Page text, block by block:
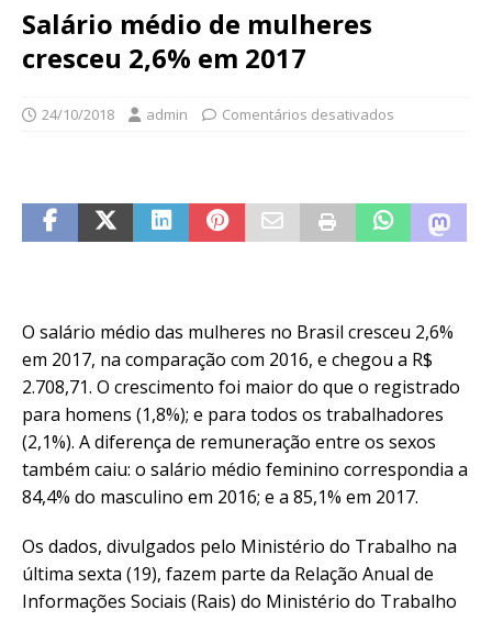
Salário médio de mulheres
cresceu 2,6% em 2017
24/10/2018 admin Comentários desativados
O salário médio das mulheres no Brasil cresceu 2,6%
em 2017, na comparação com 2016, e chegou a R$
2.708,71. O crescimento foi maior do que o registrado
para homens (1,8%); e para todos os trabalhadores
(2,1%). A diferença de remuneração entre os sexos
também caiu: o salário médio feminino correspondia a
84,4% do masculino em 2016; e a 85,1% em 2017.
Os dados, divulgados pelo Ministério do Trabalho na
última sexta (19), fazem parte da Relação Anual de
Informações Sociais (Rais) do Ministério do Trabalho